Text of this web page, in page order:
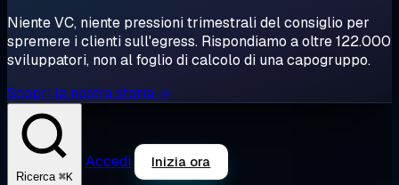
Niente VC, niente pressioni trimestrali del consiglio per
spremere i clienti sull'egress. Rispondiamo a oltre 122.000
sviluppatori, non al foglio di calcolo di una capogruppo.
Scopri la nostra storia →
Ricerca ⌘K
Accedi Inizia ora